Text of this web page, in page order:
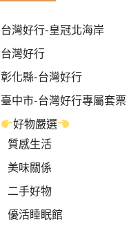
台灣好行-皇冠北海岸
台灣好行
彰化縣-台灣好行
臺中市-台灣好行專屬套票
好物嚴選
質感生活
美味關係
二手好物
優活睡眠館